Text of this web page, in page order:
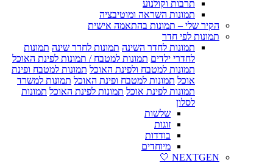
תרבות וקולנוע
תמונות השראה ומוטיבציה
הקיר שלי – תמונות בהתאמה אישית
תמונות לפי חדר
תמונות לחדר השינה תמונות לחדר שינה תמונות
לחדרי ילדים תמונות למטבח / תמונות לפינת האוכל
תמונות למטבח ולפינת האוכל תמונות למטבח ופינת
אוכל תמונות למטבח ופינת האוכל תמונות למשרד
תמונות לפינת אוכל תמונות לפינת האוכל תמונות
לסלון
שלשות
זוגות
בודדות
מיוחדים
NEXTGEN 🤍